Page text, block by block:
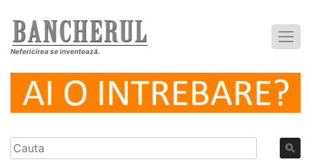
Nefericirea se inventează.